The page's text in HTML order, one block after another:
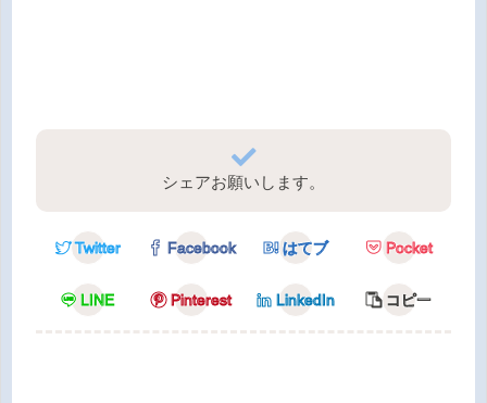
シェアお願いします。
Twitter Facebook はてブ Pocket
LINE Pinterest LinkedIn コピー